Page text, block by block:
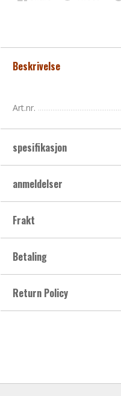
Beskrivelse
Art.nr.
spesifikasjon
anmeldelser
Frakt
Betaling
Return Policy